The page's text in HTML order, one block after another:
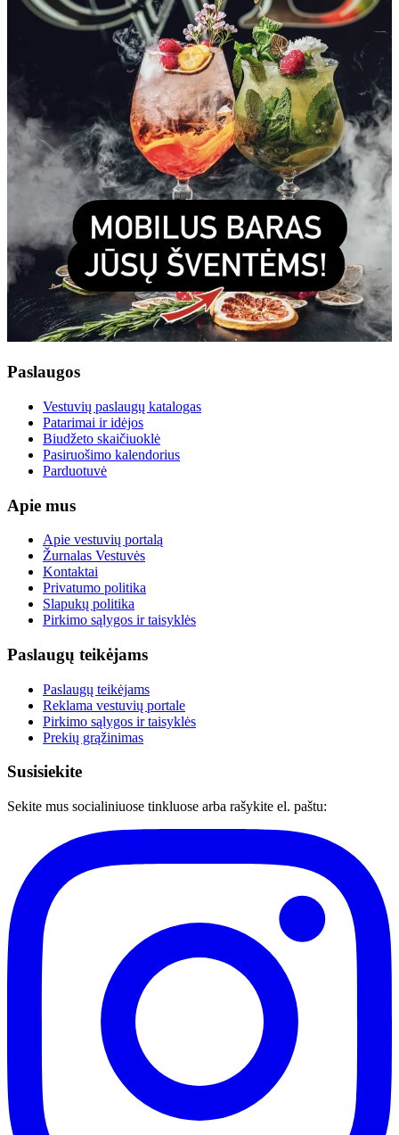
Paslaugos
Vestuvių paslaugų katalogas
Patarimai ir idėjos
Biudžeto skaičiuoklė
Pasiruošimo kalendorius
Parduotuvė
Apie mus
Apie vestuvių portalą
Žurnalas Vestuvės
Kontaktai
Privatumo politika
Slapukų politika
Pirkimo sąlygos ir taisyklės
Paslaugų teikėjams
Paslaugų teikėjams
Reklama vestuvių portale
Pirkimo sąlygos ir taisyklės
Prekių grąžinimas
Susisiekite
Sekite mus socialiniuose tinkluose arba rašykite el. paštu: